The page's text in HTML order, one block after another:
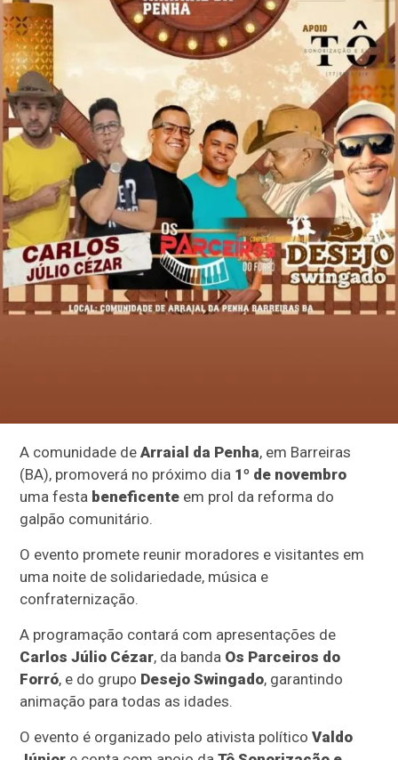
A comunidade deArraial da Penha, em Barreiras
(BA), promoverá no próximo dia 1º de novembro
uma festa beneficente em prol da reforma do
galpão comunitário.
O evento promete reunir moradores e visitantes em
uma noite de solidariedade, música e
confraternização.
A programação contará com apresentações de
Carlos Júlio Cézar, da banda Os Parceiros do
Forró, e do grupo Desejo Swingado, garantindo
animação para todas as idades.
O evento é organizado pelo ativista políticoValdo